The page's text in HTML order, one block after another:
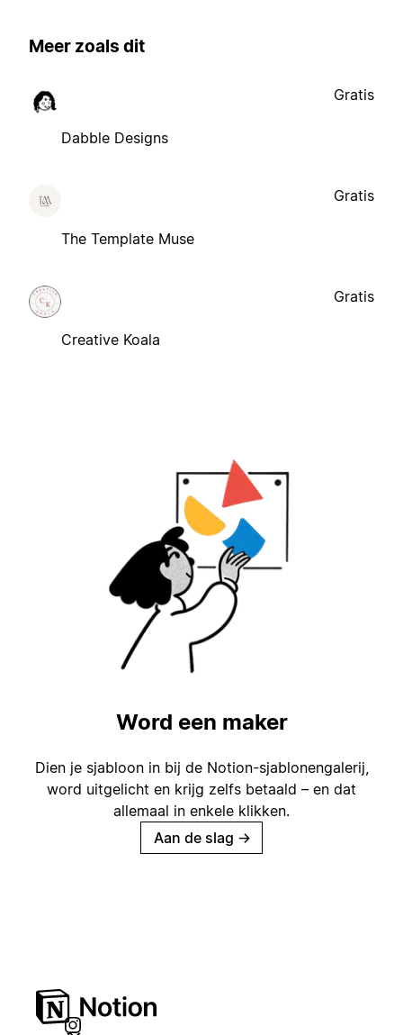
Meer zoals dit
Dabble Designs
Gratis
The Template Muse
Gratis
Creative Koala
Gratis
Word een maker
Dien je sjabloon in bij de Notion-sjablonengalerij,
word uitgelicht en krijg zelfs betaald – en dat
allemaal in enkele klikken.
Aan de slag →